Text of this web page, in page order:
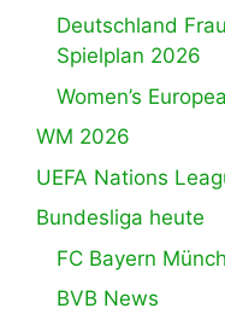
Deutschland
Spielplan 2026
Women’s
WM 2026
UEFA Nations
Bundesliga heute
FC Bayern
BVB News